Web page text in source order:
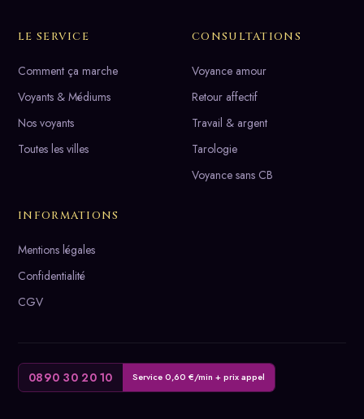
LE SERVICE
Comment ça marche
Voyants & Médiums
Nos voyants
Toutes les villes
CONSULTATIONS
Voyance amour
Retour affectif
Travail & argent
Tarologie
Voyance sans CB
INFORMATIONS
Mentions légales
Confidentialité
CGV
0890 30 20 10 Service 0,60 €/min + prix appel